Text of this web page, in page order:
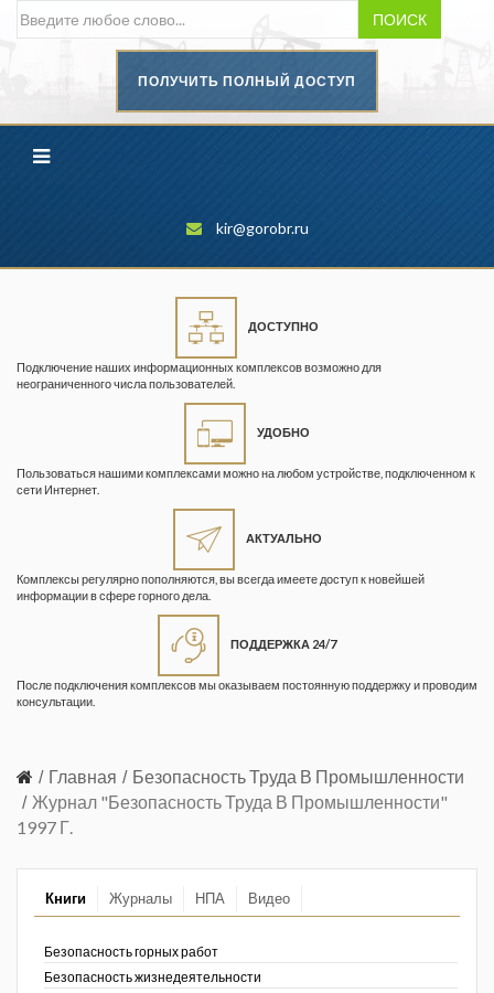
ПОИСК
ПОЛУЧИТЬ ПОЛНЫЙ ДОСТУП
kir@gorobr.ru
ДОСТУПНО
Подключение наших информационных комплексов возможно для
неограниченного числа пользователей.
УДОБНО
Пользоваться нашими комплексами можно на любом устройстве, подключенном к
сети Интернет.
АКТУАЛЬНО
Комплексы регулярно пополняются, вы всегда имеете доступ к новейшей
информации в сфере горного дела.
ПОДДЕРЖКА 24/7
После подключения комплексов мы оказываем постоянную поддержку и проводим
консультации.
Главная
Безопасность Труда В Промышленности
Журнал "Безопасность Труда В Промышленности"
1997 Г.
Книги Журналы НПА Видео
Безопасность горных работ
Безопасность жизнедеятельности
промышленности
Геопрофи
Горнопромышленные ведомости
Кузбасса. Информационный
безопасность»
Информационный бюллетень
атомному надзору
Информация и космос
Маркшейдерский вестник
Минеральные ресурсы России